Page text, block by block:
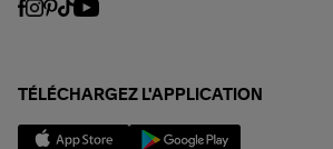
TÉLÉCHARGEZ L'APPLICATION